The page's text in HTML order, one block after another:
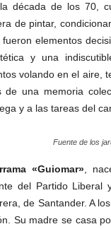
década de los 70,
de pintar,
elementos
y una
volando en el aire,
de una memoria
y a las tareas del
Fuente de los
«Guiomar»,
del Partido Liberal
de Santander. A
Su madre se casa